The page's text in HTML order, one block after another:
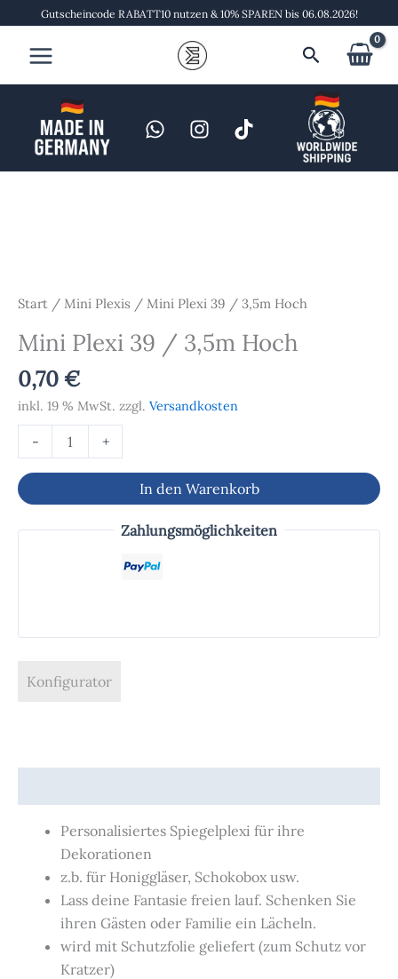
springen
Gutscheincode RABATT10 nutzen & 10% SPAREN bis 06.08.2026!
Suchen
Start / Mini Plexis / Mini Plexi 39 / 3,5m Hoch
Mini Plexi 39 / 3,5m Hoch
0,70€
inkl. 19 % MwSt. zzgl. Versandkosten
-
Hoch
+
In den Warenkorb
Zahlungsmöglichkeiten
Konfigurator
Personalisiertes Spiegelplexi für ihre
Dekorationen
z.b. für Honiggläser, Schokobox usw.
Lass deine Fantasie freien lauf. Schenken Sie
ihren Gästen oder Familie ein Lächeln.
wird mit Schutzfolie geliefert (zum Schutz vor
Kratzer)